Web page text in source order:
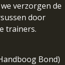
verzorgen de
door
trainers.
Bond)